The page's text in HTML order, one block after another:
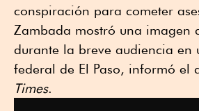
conspiración para cometer
Zambada mostró una imagen
durante la breve audiencia en
federal de El Paso, informó el
Times.